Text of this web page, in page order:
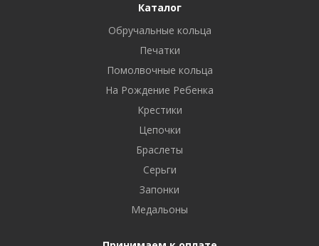
Каталог
Обручальные кольца
Печатки
Помолвочные кольца
На Рождение Ребенка
Крестики
Цепочки
Браслеты
Серьги
Запонки
Медальоны